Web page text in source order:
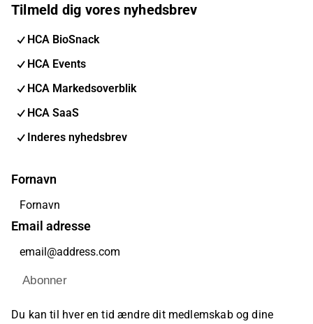
Tilmeld dig vores nyhedsbrev
HCA BioSnack
HCA Events
HCA Markedsoverblik
HCA SaaS
Inderes nyhedsbrev
Fornavn
Email adresse
Abonner
Du kan til hver en tid ændre dit medlemskab og dine